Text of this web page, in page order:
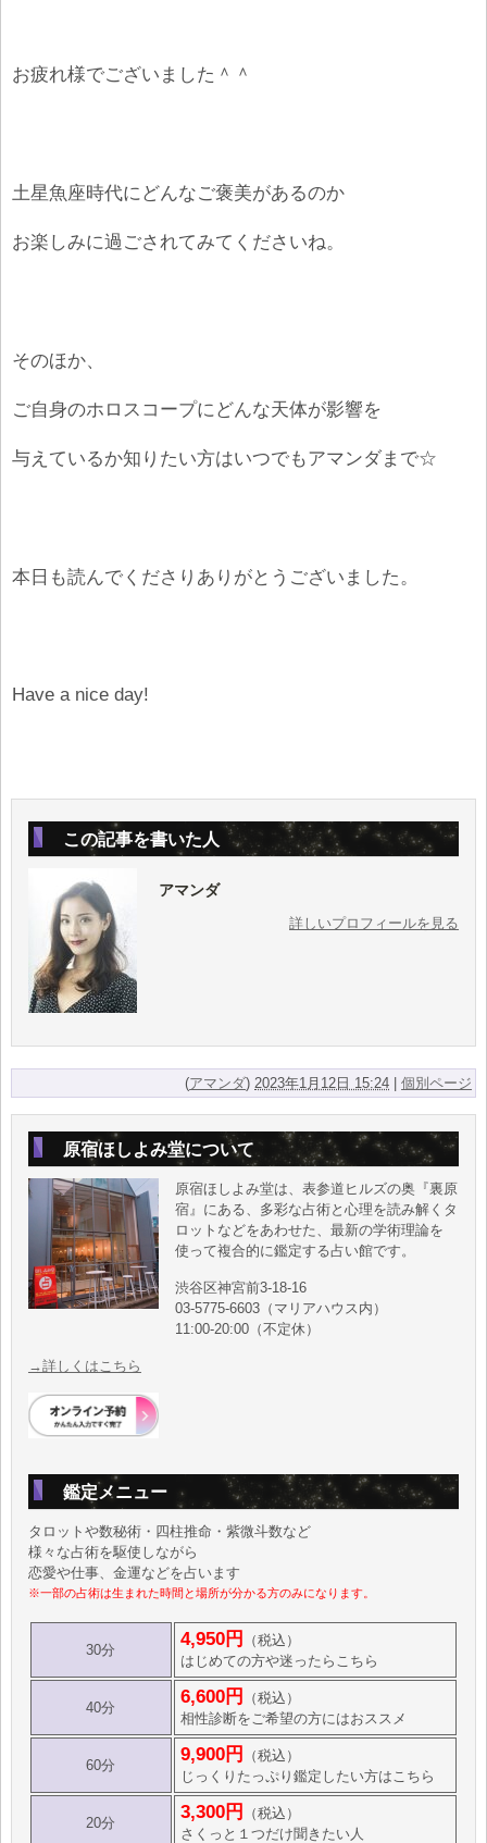
お疲れ様でございました＾＾
土星魚座時代にどんなご褒美があるのか
お楽しみに過ごされてみてくださいね。
そのほか、
ご自身のホロスコープにどんな天体が影響を
与えているか知りたい方はいつでもアマンダまで☆
本日も読んでくださりありがとうございました。
Have a nice day!
この記事を書いた人
アマンダ
詳しいプロフィールを見る
(アマンダ)2023年1月12日 15:24 |個別ページ
原宿ほしよみ堂について
原宿ほしよみ堂は、表参道ヒルズの奥『裏原
宿』にある、多彩な占術と心理を読み解くタ
ロットなどをあわせた、最新の学術理論を
使って複合的に鑑定する占い館です。
渋谷区神宮前3-18-16
03-5775-6603（マリアハウス内）
11:00-20:00（不定休）
→詳しくはこちら
鑑定メニュー
タロットや数秘術・四柱推命・紫微斗数など
様々な占術を駆使しながら
恋愛や仕事、金運などを占います
※一部の占術は生まれた時間と場所が分かる方のみになります。
30分
4,950円
（税込）
はじめての方や迷ったらこちら
40分
6,600円
（税込）
相性診断をご希望の方にはおススメ
60分
9,900円
（税込）
じっくりたっぷり鑑定したい方はこちら
20分
3,300円
（税込）
さくっと１つだけ聞きたい人